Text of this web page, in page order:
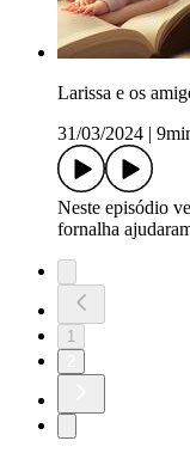
Larissa e os
31/03/2024
Neste episódio
fornalha
1